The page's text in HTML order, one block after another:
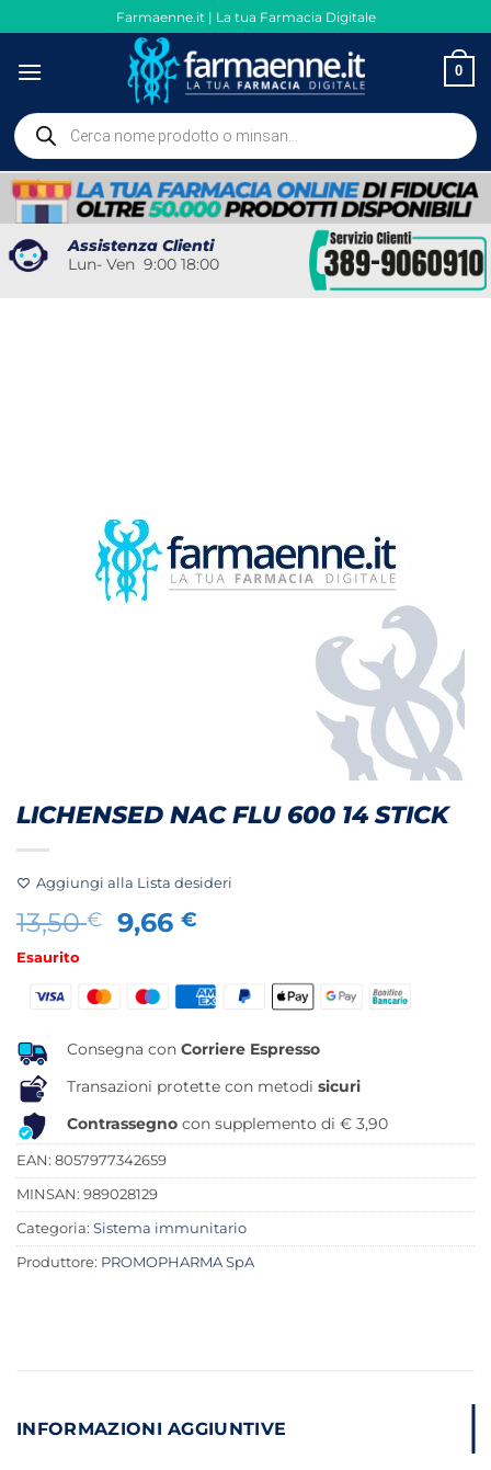
ai
contenuti
Farmaenne.it | La tua Farmacia Digitale
0
Ricerca
prodotti
Assistenza Clienti
Lun- Ven 9:00 18:00
LICHENSED NAC FLU 600 14 STICK
Aggiungi alla Lista desideri
13,50€
Il
era:
9,66€
attuale
è:
Esaurito
Consegna con Corriere Espresso
Transazioni protette con metodi sicuri
Contrassegno con supplemento di € 3,90
EAN: 8057977342659
MINSAN: 989028129
Categoria: Sistema immunitario
Produttore: PROMOPHARMA SpA
INFORMAZIONI AGGIUNTIVE